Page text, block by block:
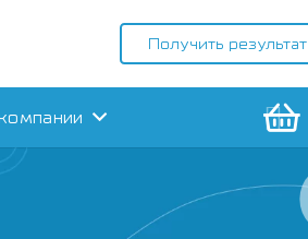
Получить результат